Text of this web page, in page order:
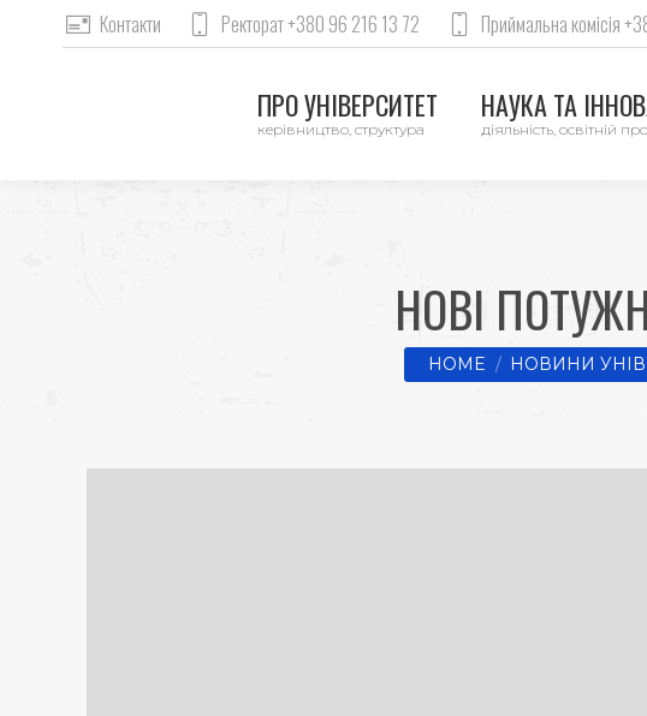
Контакти Ректорат +380 96 216 13 72 Приймальна комісія
ПРО УНІВЕРСИТЕТ
керівництво, структура
НАУКА ТА
діяльність, освітній
НОВІ
You are here:
HOME НОВИНИ